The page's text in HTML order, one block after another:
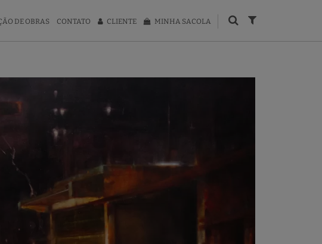
DE OBRAS CONTATO CLIENTE MINHA SACOLA